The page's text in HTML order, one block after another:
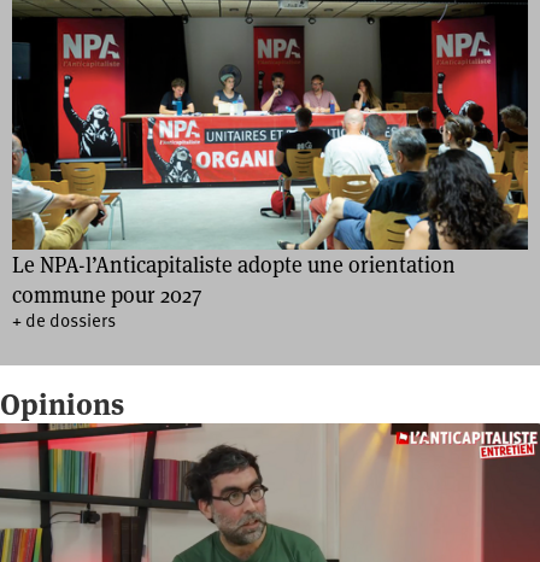
Le NPA-l’Anticapitaliste adopte une orientation
commune pour 2027
+ de dossiers
Opinions